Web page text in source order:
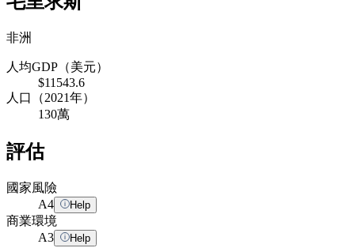
非洲
人均GDP（美元）
$11543.6
人口（2021年）
130萬
評估
國家風險
A4 Help
商業環境
A3 Help